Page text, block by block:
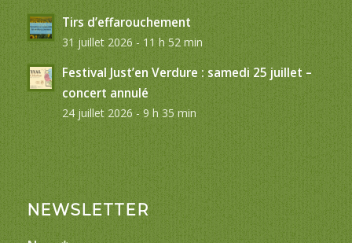
Tirs d’effarouchement
31 juillet 2026 - 11 h 52 min
Festival Just’en Verdure : samedi 25 juillet –
concert annulé
24 juillet 2026 - 9 h 35 min
NEWSLETTER